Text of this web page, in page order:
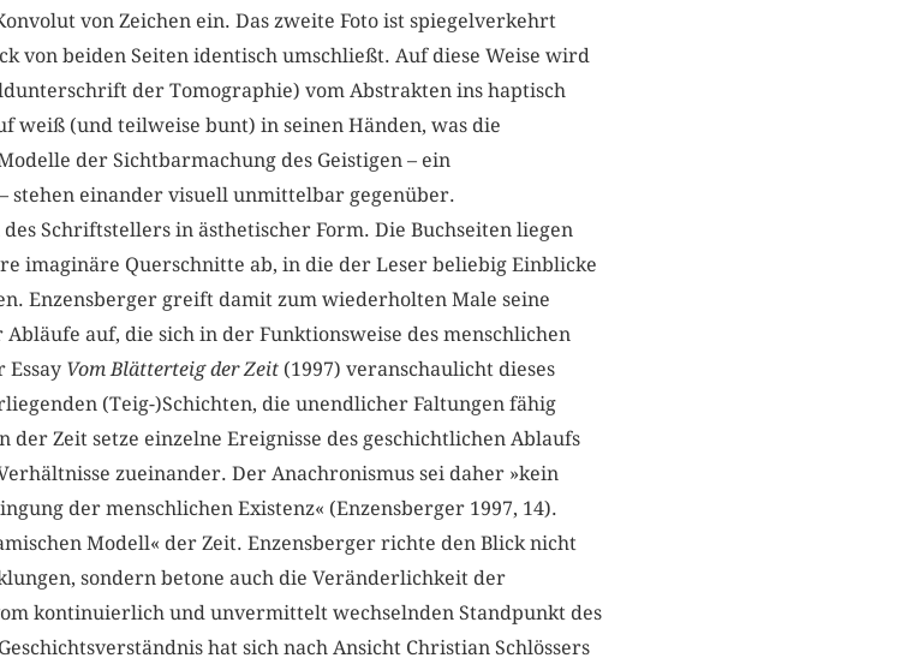
von Zeichen ein. Das zweite Foto ist spiegelverkehrt
von beiden Seiten identisch umschließt. Auf diese Weise wird
der Tomographie) vom Abstrakten ins haptisch
weiß (und teilweise bunt) in seinen Händen, was die
der Sichtbarmachung des Geistigen – ein
stehen einander visuell unmittelbar gegenüber.
Schriftstellers in ästhetischer Form. Die Buchseiten liegen
imaginäre Querschnitte ab, in die der Leser beliebig Einblicke
Enzensberger greift damit zum wiederholten Male seine
auf, die sich in der Funktionsweise des menschlichen
Essay Vom Blätterteig der Zeit (1997) veranschaulicht dieses
(Teig-)Schichten, die unendlicher Faltungen fähig
Zeit setze einzelne Ereignisse des geschichtlichen Ablaufs
zueinander. Der Anachronismus sei daher »kein
der menschlichen Existenz« (Enzensberger 1997, 14).
Modell« der Zeit. Enzensberger richte den Blick nicht
sondern betone auch die Veränderlichkeit der
kontinuierlich und unvermittelt wechselnden Standpunkt des
hat sich nach Ansicht Christian Schlössers